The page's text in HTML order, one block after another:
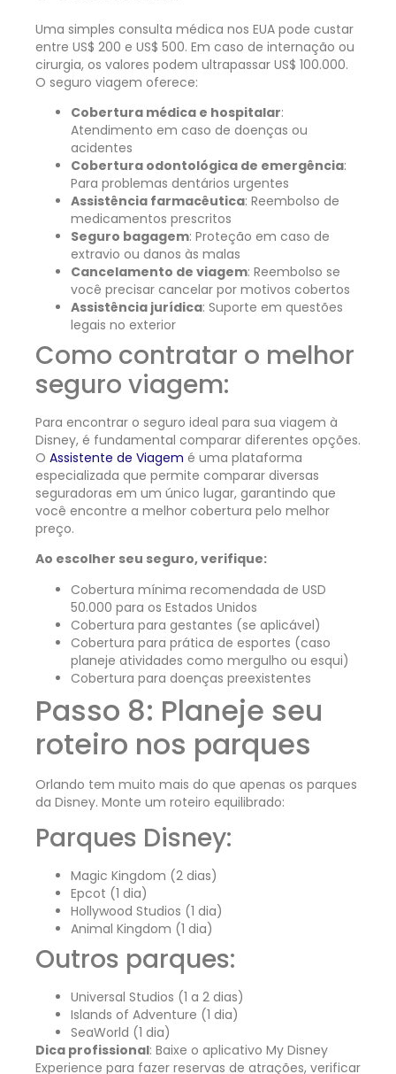
Uma simples consulta médica nos EUA pode custar
entre US$ 200 e US$ 500. Em caso de internação ou
cirurgia, os valores podem ultrapassar US$ 100.000.
O seguro viagem oferece:
Cobertura médica e hospitalar:
Atendimento em caso de doenças ou
acidentes
Cobertura odontológica de emergência:
Para problemas dentários urgentes
Assistência farmacêutica: Reembolso de
medicamentos prescritos
Seguro bagagem: Proteção em caso de
extravio ou danos às malas
Cancelamento de viagem: Reembolso se
você precisar cancelar por motivos cobertos
Assistência jurídica: Suporte em questões
legais no exterior
Como contratar o melhor
seguro viagem:
Para encontrar o seguro ideal para sua viagem à
Disney, é fundamental comparar diferentes opções.
O Assistente de Viagem é uma plataforma
especializada que permite comparar diversas
seguradoras em um único lugar, garantindo que
você encontre a melhor cobertura pelo melhor
preço.
Ao escolher seu seguro, verifique:
Cobertura mínima recomendada de USD
50.000 para os Estados Unidos
Cobertura para gestantes (se aplicável)
Cobertura para prática de esportes (caso
planeje atividades como mergulho ou esqui)
Cobertura para doenças preexistentes
Passo 8: Planeje seu
roteiro nos parques
Orlando tem muito mais do que apenas os parques
da Disney. Monte um roteiro equilibrado:
Parques Disney:
Magic Kingdom (2 dias)
Epcot (1 dia)
Hollywood Studios (1 dia)
Animal Kingdom (1 dia)
Outros parques:
Universal Studios (1 a 2 dias)
Islands of Adventure (1 dia)
SeaWorld (1 dia)
Dica profissional: Baixe o aplicativo My Disney
Experience para fazer reservas de atrações, verificar